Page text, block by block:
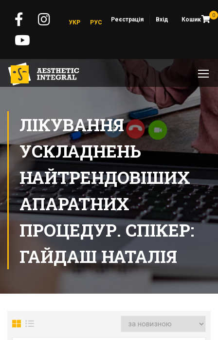
0
Реєстрація Вхід Кошик
УКР РУС
ЛІКУВАННЯ
УСКЛАДНЕНЬ
НАЙТРЕНДОВІШИХ
АПАРАТНИХ
ПРОЦЕДУР. СПІКЕР:
ГАЙДАШ НАТАЛІЯ